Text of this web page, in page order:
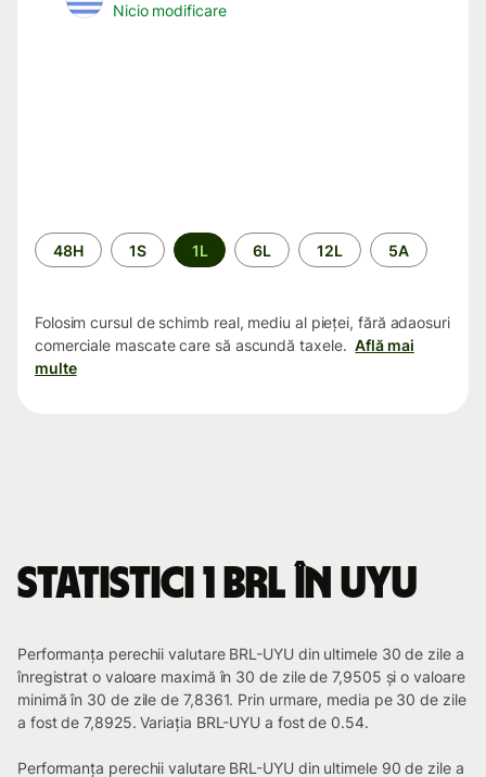
Nicio modificare
Perioada
48H 1S 1L 6L 12L 5A
Folosim cursul de schimb real, mediu al pieței, fără adaosuri
comerciale mascate care să ascundă taxele. Află mai
multe
Statistici 1 BRL în UYU
Performanța perechii valutare BRL-UYU din ultimele 30 de zile a
înregistrat o valoare maximă în 30 de zile de 7,9505 și o valoare
minimă în 30 de zile de 7,8361. Prin urmare, media pe 30 de zile
a fost de 7,8925. Variația BRL-UYU a fost de 0.54.
Performanța perechii valutare BRL-UYU din ultimele 90 de zile a